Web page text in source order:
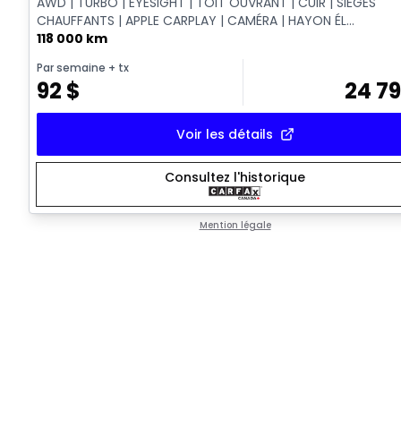
CHAUFFANTS | APPLE CARPLAY | CAMÉRA | HAYON ÉL...
118 000 km
Par semaine + tx
92 $ 24
Voir les détails
Consultez l'historique
Mention légale